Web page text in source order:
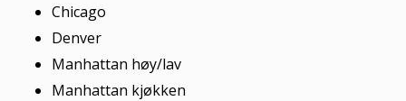
Chicago
Denver
Manhattan høy/lav
Manhattan kjøkken